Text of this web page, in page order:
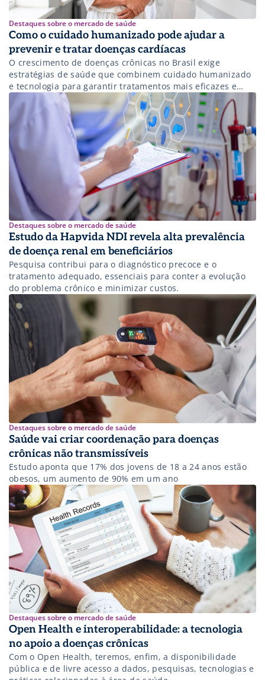
Destaques sobre o mercado de saúde
Como o cuidado humanizado pode ajudar a
prevenir e tratar doenças cardíacas
O crescimento de doenças crônicas no Brasil exige
estratégias de saúde que combinem cuidado humanizado
e tecnologia para garantir tratamentos mais eficazes e
uma melhor qualidade de vida.
Destaques sobre o mercado de saúde
Estudo da Hapvida NDI revela alta prevalência
de doença renal em beneficiários
Pesquisa contribui para o diagnóstico precoce e o
tratamento adequado, essenciais para conter a evolução
do problema crônico e minimizar custos.
Destaques sobre o mercado de saúde
Saúde vai criar coordenação para doenças
crônicas não transmissíveis
Estudo aponta que 17% dos jovens de 18 a 24 anos estão
obesos, um aumento de 90% em um ano
Destaques sobre o mercado de saúde
Open Health e interoperabilidade: a tecnologia
no apoio a doenças crônicas
Com o Open Health, teremos, enfim, a disponibilidade
pública e de livre acesso a dados, pesquisas, tecnologias e